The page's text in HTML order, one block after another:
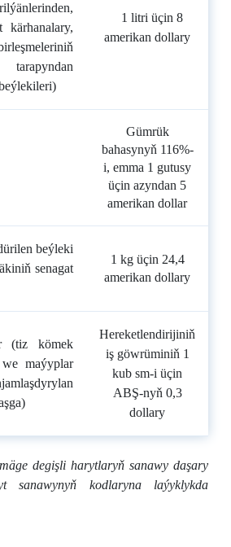
1 litri üçin 8
amerikan dollary
Gümrük
bahasynyň 116%-
i, emma 1 gutusy
üçin azyndan 5
amerikan dollar
beýleki
senagat
1 kg üçin 24,4
amerikan dollary
(tiz kömek
maýyplar
Hereketlendirijiniň
iş göwrüminiň 1
kub sm-i üçin
ABŞ-nyň 0,3
dollary
degişli harytlaryň sanawy daşary
sanawynyň kodlaryna laýyklykda